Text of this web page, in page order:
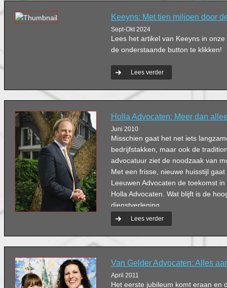
Keeyns: Met tien miljoen door
Sept-Okt 2024
Lees het artikel van Keeyns in
de onderstaande button te klikken!
Lees verder
Holla Advocaten: Meer dan
Juni 2010
Misschien gaat het net iets
bedrijfstakken, maar ook de
advocatuur ziet de noodzaak van
Met een frisse, nieuwe huisstijl
Leeuwen Advocaten de toekomst
Holla Advocaten. Wat blijft is de
dienstverlening.
Lees verder
Van Gelder Advocaten: Alles
April 2011
Het eerste jubileum komt eraan en